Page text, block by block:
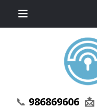
📞 986869606 📩
Menú